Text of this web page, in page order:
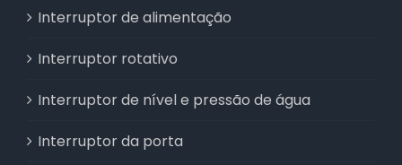
Interruptor de alimentação
Interruptor rotativo
Interruptor de nível e pressão de água
Interruptor da porta